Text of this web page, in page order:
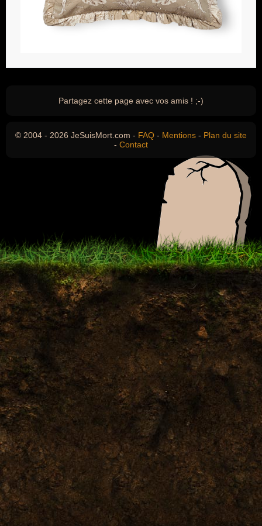
Partagez cette page avec vos amis ! ;-)
© 2004 - 2026 JeSuisMort.com - FAQ - Mentions - Plan du site
- Contact